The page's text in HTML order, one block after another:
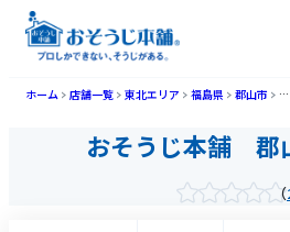
ホーム 店舗一覧 東北エリア 福島県 郡山市
おそうじ本舗 郡